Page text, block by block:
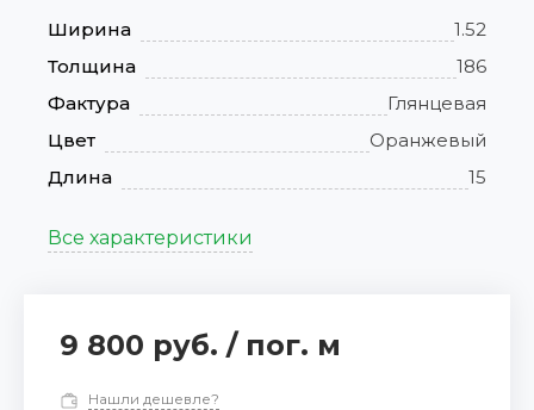
Ширина
1.52
Толщина
186
Фактура
Глянцевая
Цвет
Оранжевый
Длина
15
Все характеристики
9 800 руб. / пог. м
Нашли дешевле?